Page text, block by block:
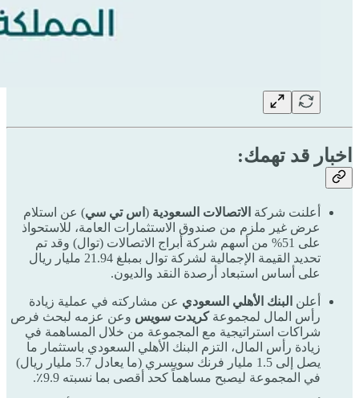
اخبار قد تهمك:
أعلنت شركة الاتصالات السعودية ( اس تي سي) عن استلام
عرض غير ملزم من صندوق الاستثمارات العامة، للاستحواذ
على 51% من أسهم شركة أبراج الاتصالات (توال) وقد تم
تحديد القيمة الإجمالية لشركة توال بمبلغ 21.94 مليار ريال
على أساس استبعاد أرصدة النقد والديون.
أعلن البنك الأهلي السعودي عن مشاركته في عملية زيادة
رأس المال لمجموعةكريدت سويس وعن عزمه لبحث فرص
شراكات استراتيجية مع المجموعة من خلال المساهمة في
زيادة رأس المال، التزم البنك الأهلي السعودي باستثمار ما
يصل إلى 1.5 مليار فرنك سويسري (ما يعادل 5.7 مليار ريال)
في المجموعة ليصبح مساهماً كحد أقصى بما نسبته 9.9٪.